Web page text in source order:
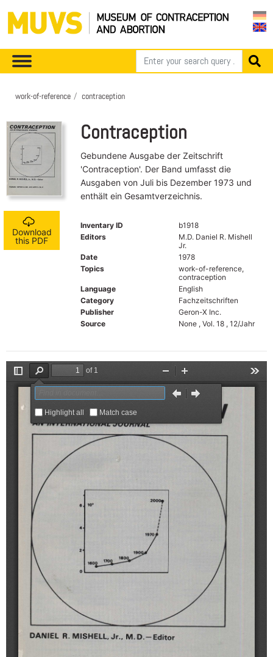
work-of-reference contraception
Download
this PDF
Contraception
Gebundene Ausgabe der Zeitschrift
'Contraception'. Der Band umfasst die
Ausgaben von Juli bis Dezember 1973 und
enthält ein Gesamtverzeichnis.
Inventary ID
b1918
Editors
M.D. Daniel R. Mishell
Jr.
Date
1978
Topics
work-of-reference,
contraception
Language
English
Category
Fachzeitschriften
Publisher
Geron-X Inc.
Source
None , Vol. 18 , 12/Jahr